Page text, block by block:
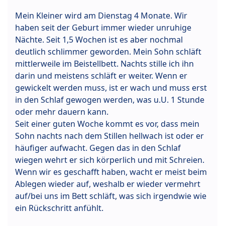
Mein Kleiner wird am Dienstag 4 Monate. Wir
haben seit der Geburt immer wieder unruhige
Nächte. Seit 1,5 Wochen ist es aber nochmal
deutlich schlimmer geworden. Mein Sohn schläft
mittlerweile im Beistellbett. Nachts stille ich ihn
darin und meistens schläft er weiter. Wenn er
gewickelt werden muss, ist er wach und muss erst
in den Schlaf gewogen werden, was u.U. 1 Stunde
oder mehr dauern kann.
Seit einer guten Woche kommt es vor, dass mein
Sohn nachts nach dem Stillen hellwach ist oder er
häufiger aufwacht. Gegen das in den Schlaf
wiegen wehrt er sich körperlich und mit Schreien.
Wenn wir es geschafft haben, wacht er meist beim
Ablegen wieder auf, weshalb er wieder vermehrt
auf/bei uns im Bett schläft, was sich irgendwie wie
ein Rückschritt anfühlt.